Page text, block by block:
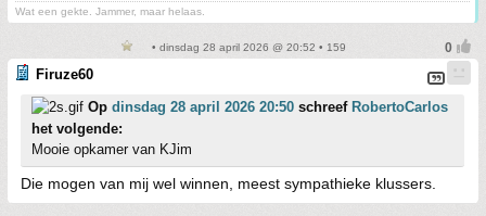
Wat een gekte. Jammer, maar helaas.
• dinsdag 28 april 2026 @ 20:52 • 159
Firuze60
Op dinsdag 28 april 2026 20:50 schreef RobertoCarlos
het volgende:
Mooie opkamer van KJim
Die mogen van mij wel winnen, meest sympathieke klussers.